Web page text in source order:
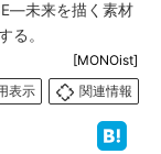
未来を描く素材
る。
[MONOist]
表示
関連情報